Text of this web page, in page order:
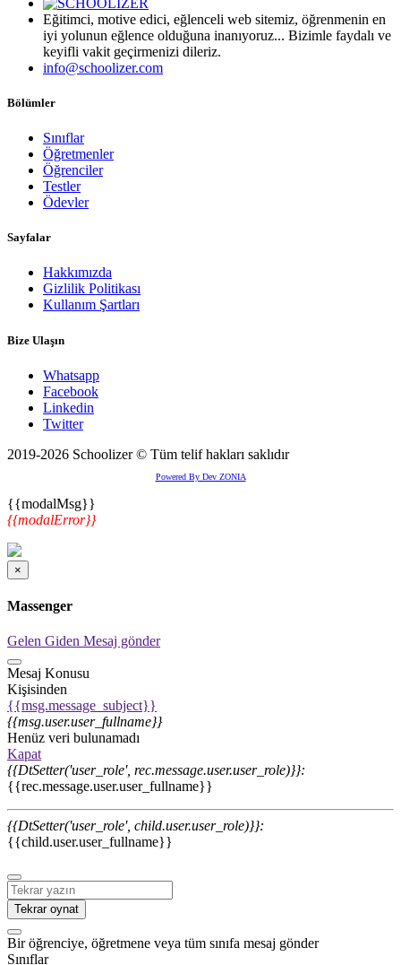
Eğitimci, motive edici, eğlenceli web sitemiz, öğrenmenin en
iyi yolunun eğlence olduğuna inanıyoruz... Bizimle faydalı ve
keyifli vakit geçirmenizi dileriz.
info@schoolizer.com
Bölümler
Sınıflar
Öğretmenler
Öğrenciler
Testler
Ödevler
Sayfalar
Hakkımızda
Gizlilik Politikası
Kullanım Şartları
Bize Ulaşın
Whatsapp
Facebook
Linkedin
Twitter
2019-2026 Schoolizer © Tüm telif hakları saklıdır
Powered By Dev ZONIA
{{modalMsg}}
{{modalError}}
×
Massenger
Gelen Giden Mesaj gönder
Mesaj Konusu
Kişisinden
{{msg.message_subject}}
{{msg.user.user_fullname}}
Henüz veri bulunamadı
Kapat
{{DtSetter('user_role', rec.message.user.user_role)}}:
{{rec.message.user.user_fullname}}
{{DtSetter('user_role', child.user.user_role)}}:
{{child.user.user_fullname}}
Tekrar oynat
Bir öğrenciye, öğretmene veya tüm sınıfa mesaj gönder
Sınıflar